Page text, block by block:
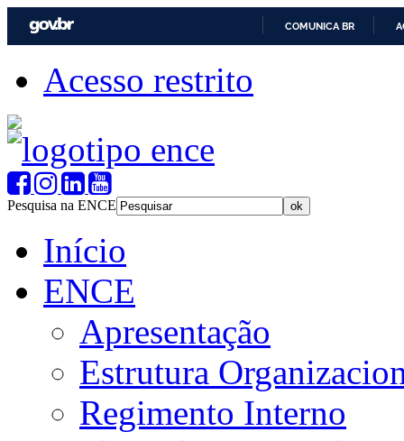
COMUNICA BR
Acesso restrito
Pesquisa na ENCE
Início
ENCE
Apresentação
Estrutura
Regimento Interno